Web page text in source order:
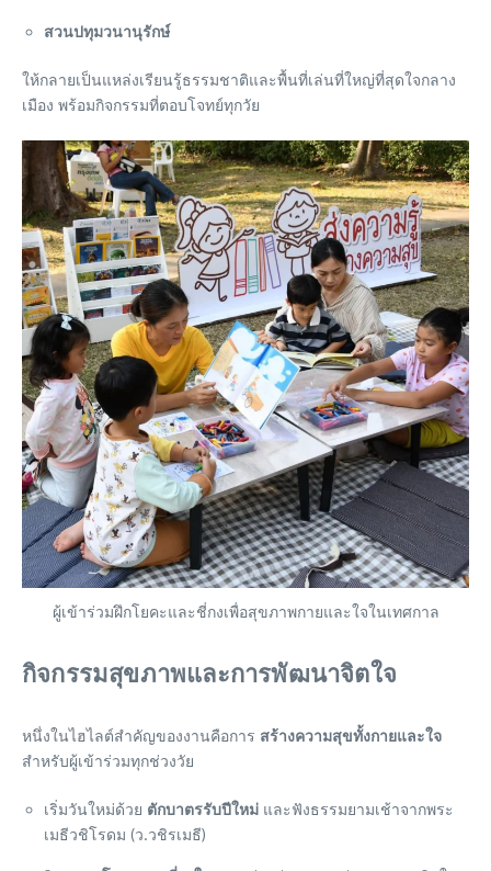
สวนปทุมวนานุรักษ์
ให้กลายเป็นแหล่งเรียนรู้ธรรมชาติและพื้นที่เล่นที่ใหญ่ที่สุดใจกลาง
เมือง พร้อมกิจกรรมที่ตอบโจทย์ทุกวัย
ผู้เข้าร่วมฝึกโยคะและชี่กงเพื่อสุขภาพกายและใจในเทศกาล
กิจกรรมสุขภาพและการพัฒนาจิตใจ
หนึ่งในไฮไลต์สำคัญของงานคือการ สร้างความสุขทั้งกายและใจ
สำหรับผู้เข้าร่วมทุกช่วงวัย
เริ่มวันใหม่ด้วย ตักบาตรรับปีใหม่ และฟังธรรมยามเช้าจากพระ
เมธีวชิโรดม (ว.วชิรเมธี)